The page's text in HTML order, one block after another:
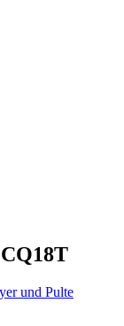
und Pulte